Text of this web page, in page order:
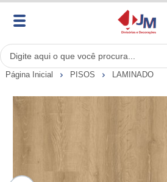
Página Inicial PISOS LAMINADO